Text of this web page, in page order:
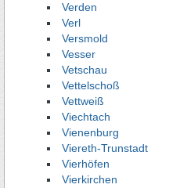
Verden
Verl
Versmold
Vesser
Vetschau
Vettelschoß
Vettweiß
Viechtach
Vienenburg
Viereth-Trunstadt
Vierhöfen
Vierkirchen